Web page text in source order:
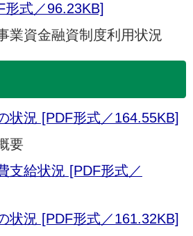
形式／96.23KB]
業資金融資制度利用状況
状況 [PDF形式／164.55KB]
要
支給状況 [PDF形式／
状況 [PDF形式／161.32KB]